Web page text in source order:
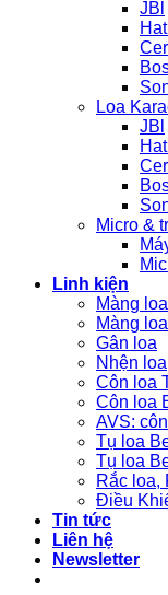
JBl
Loa
JBl
Micro &
Linh kiện
Màng
Màng loa
Gân loa
Nhện loa
Côn loa
Côn loa
AVS:
Tụ loa
Tụ loa
Rắc loa,
Điều
Tin tức
Liên hệ
Newsletter